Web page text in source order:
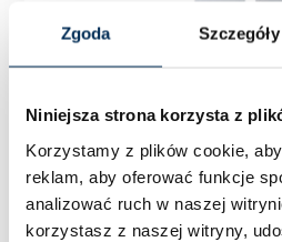
Zgoda Szczegóły
Niniejsza strona korzysta z
Korzystamy z plików cookie,
reklam, aby oferować funkcje
analizować ruch w naszej
korzystasz z naszej witryny,